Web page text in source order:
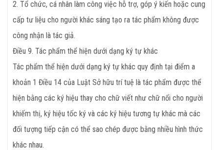
2. Tổ chức, cá nhân làm công việc hỗ trợ, góp ý kiến hoặc cung
cấp tư liệu cho người khác sáng tạo ra tác phẩm không được
công nhận là tác giả.
Điều 9. Tác phẩm thể hiện dưới dạng ký tự khác
Tác phẩm thể hiện dưới dạng ký tự khác quy định tại điểm a
khoản 1 Điều 14 của Luật Sở hữu trí tuệ là tác phẩm được thể
hiện bằng các ký hiệu thay cho chữ viết như chữ nổi cho người
khiếm thị, ký hiệu tốc ký và các ký hiệu tương tự khác mà các
đối tượng tiếp cận có thể sao chép được bằng nhiều hình thức
khác nhau.